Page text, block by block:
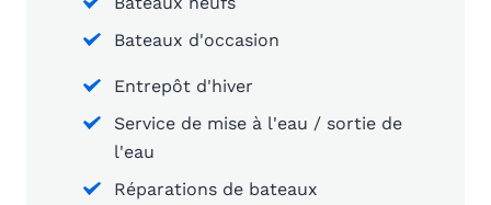
Bateaux d'occasion
Entrepôt d'hiver
Service de mise à l'eau / sortie de
l'eau
Réparations de bateaux